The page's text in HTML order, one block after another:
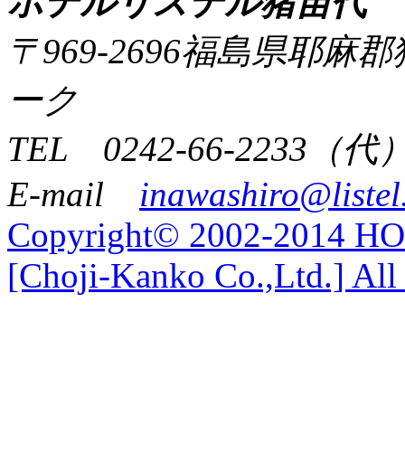
〒969-2696福島県耶麻
ーク
TEL 0242-66-2233
E-mail
Copyright© 2002-2014
[Choji-Kanko Co.,Ltd.] All